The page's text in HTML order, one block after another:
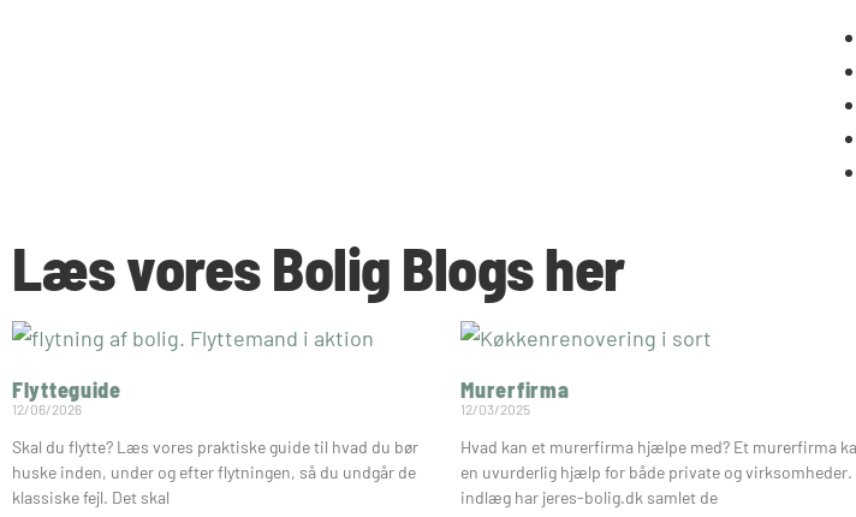
Læs vores Bolig Blogs her
Flytteguide
12/06/2026
Skal du flytte? Læs vores praktiske guide til hvad du bør
huske inden, under og efter flytningen, så du undgår de
klassiske fejl. Det skal
Murerfirma
12/03/2025
Hvad kan et murerfirma hjælpe med? Et murerfirma
en uvurderlig hjælp for både private og virksomheder.
indlæg har jeres-bolig.dk samlet de